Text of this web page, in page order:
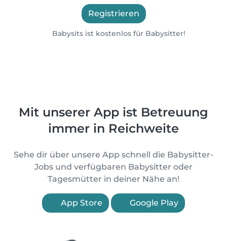
Registrieren
Babysits ist kostenlos für Babysitter!
Mit unserer App ist Betreuung
immer in Reichweite
Sehe dir über unsere App schnell die Babysitter-
Jobs und verfügbaren Babysitter oder
Tagesmütter in deiner Nähe an!
App Store Google Play